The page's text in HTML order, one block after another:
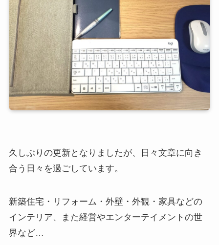
久しぶりの更新となりましたが、日々文章に向き
合う日々を過ごしています。
新築住宅・リフォーム・外壁・外観・家具などの
インテリア、また経営やエンターテイメントの世
界など…